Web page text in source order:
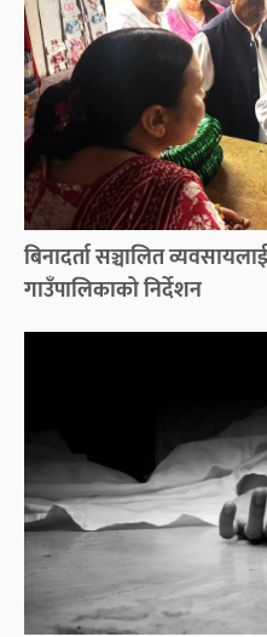
बिनादर्ता सञ्चालित व्यवसायलाई
गाउँपालिकाको निर्देशन